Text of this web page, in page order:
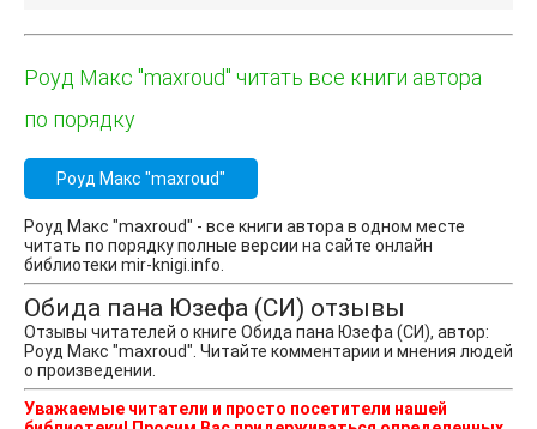
Роуд Макс "maxroud" читать все книги автора
по порядку
Роуд Макс "maxroud"
Роуд Макс "maxroud" - все книги автора в одном месте
читать по порядку полные версии на сайте онлайн
библиотеки mir-knigi.info.
Обида пана Юзефа (СИ) отзывы
Отзывы читателей о книге Обида пана Юзефа (СИ), автор:
Роуд Макс "maxroud". Читайте комментарии и мнения людей
о произведении.
Уважаемые читатели и просто посетители нашей